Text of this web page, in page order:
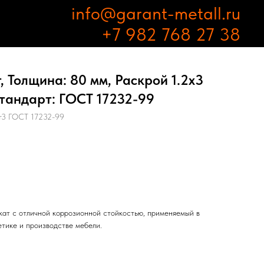
info@garant-metall.ru
+7 982 768 27 38
Толщина: 80 мм, Раскрой 1.2х3
ГОСТ 17232-99
ГОСТ 17232-99
с отличной коррозионной стойкостью, применяемый в
и производстве мебели.